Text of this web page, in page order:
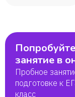
занятие в
Пробное
подготовке к
класс